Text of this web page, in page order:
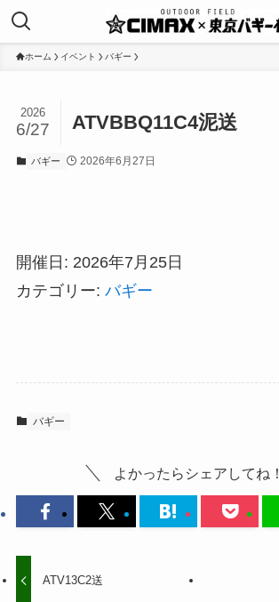
ホーム イベント バギー
ATVBBQ11C4泥送
2026
6/27
バギー 2026年6月27日
開催日: 2026年7月25日
カテゴリー: バギー
バギー
よかったらシェアしてね！
ATV13C2送